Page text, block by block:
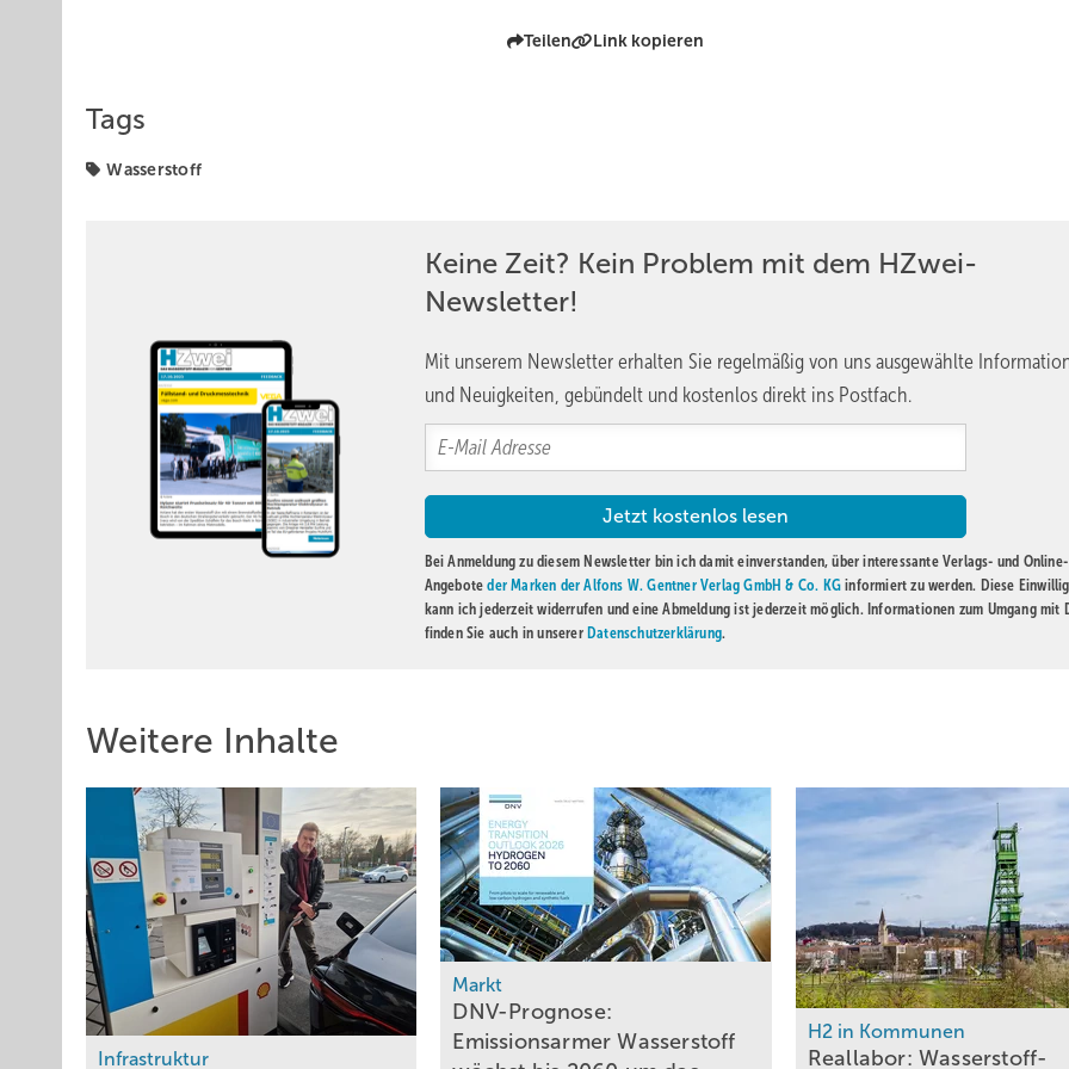
© Emcel / NEONBOLD; Datenquelle: SMARD
Die Analyse der ­Börsen- ­strompreise 2025 zeigt, dass es rund 1200 Stunden gab, in denen Strom für durchschnittlich 0c/kWh zu
Das macht den Betrieb von Elektrolyseuren und die H2-Beimischung wirtschaftlich interessant.
Teilen Link kopieren
Tags
Wasserstoff
Keine Zeit? Kein Problem mit dem HZwei-
Newsletter!
Mit unserem Newsletter erhalten Sie regelmäßig von uns ausgewählte
und Neuigkeiten, gebündelt und kostenlos direkt ins Postfach.
Bei Anmeldung zu diesem Newsletter bin ich damit einverstanden, über interessante Verlags- und Online-
Angeboteder Marken der Alfons W. Gentner Verlag GmbH & Co. KG informiert zu werden. Diese
kann ich jederzeit widerrufen und eine Abmeldung ist jederzeit möglich. Informationen zum Umgang mit
finden Sie auch in unserer Datenschutzerklärung.
Weitere Inhalte
Infrastruktur
Markt
DNV-Prognose:
Emissionsarmer Wasserstoff
H2 in Kommunen
Reallabor: Wasserstoff-